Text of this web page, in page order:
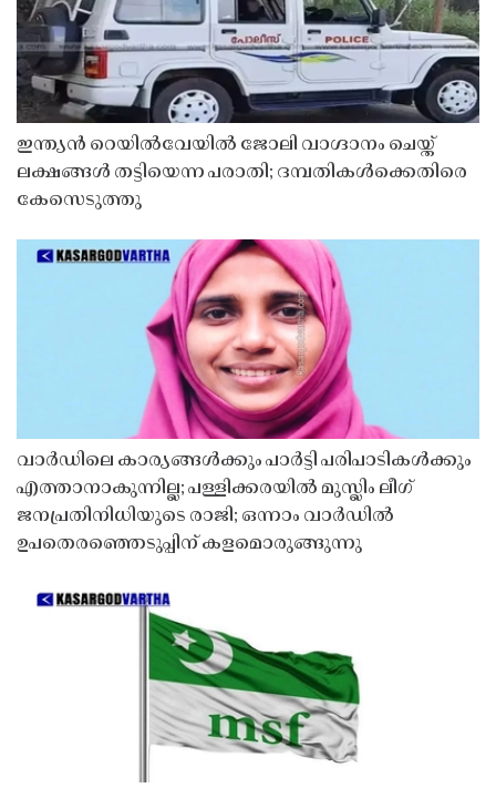
ഇന്ത്യൻ റെയിൽവേയിൽ ജോലി വാഗ്ദാനം ചെയ്ത്
ലക്ഷങ്ങൾ തട്ടിയെന്ന പരാതി; ദമ്പതികൾക്കെതിരെ
കേസെടുത്തു
വാർഡിലെ കാര്യങ്ങൾക്കും പാർട്ടി പരിപാടികൾക്കും
എത്താനാകുന്നില്ല; പള്ളിക്കരയിൽ മുസ്ലിം ലീഗ്
ജനപ്രതിനിധിയുടെ രാജി; ഒന്നാം വാർഡിൽ
ഉപതെരഞ്ഞെടുപ്പിന് കളമൊരുങ്ങുന്നു